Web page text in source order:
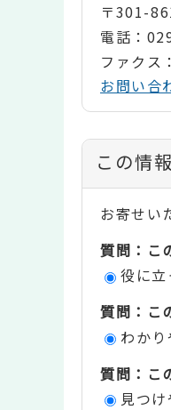
〒301-
電話：
ファク
お問い合
コ
ン
テ
ン
評
エ
この情
お寄せい
質問：こ
役に立
質問：こ
わか
質問：こ
見つ